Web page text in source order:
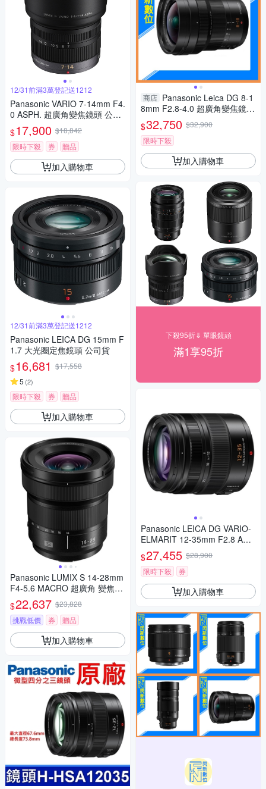
12/31前滿3萬登記送1212
Panasonic VARIO 7-14mm F4.
0 ASPH. 超廣角變焦鏡頭 公司
貨
$17,900 $18,842
限時下殺
券 贈品
加入購物車
12/31前滿3萬登記送1212
Panasonic LEICA DG 15mm F
1.7 大光圈定焦鏡頭 公司貨
$16,681 $17,558
5 (2)
限時下殺 券 贈品
加入購物車
Panasonic LUMIX S 14-28mm
F4-5.6 MACRO 超廣角 變焦鏡
頭 公司貨 S-R1428
$22,637 $23,828
挑戰低價
券 贈品
加入購物車
商店 Panasonic Leica DG 8-1
8mm F2.8-4.0 超廣角變焦鏡(8
-18,公司貨)
$32,750 $32,900
限時下殺
加入購物車
下殺95折⇓ 單眼鏡頭
滿1享95折
Panasonic LEICA DG VARIO-
ELMARIT 12-35mm F2.8 ASP
H.POWER O.I.S. 變焦鏡頭 公
司貨 H-ES12035
$27,455 $28,900
限時下殺
券
加入購物車